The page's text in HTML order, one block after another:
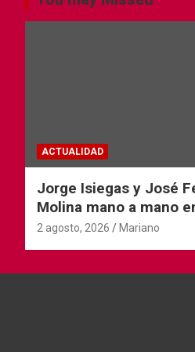
ACTUALIDAD
Jorge Isiegas y José
Molina mano a mano
Andorra
2 agosto, 2026 Mariano